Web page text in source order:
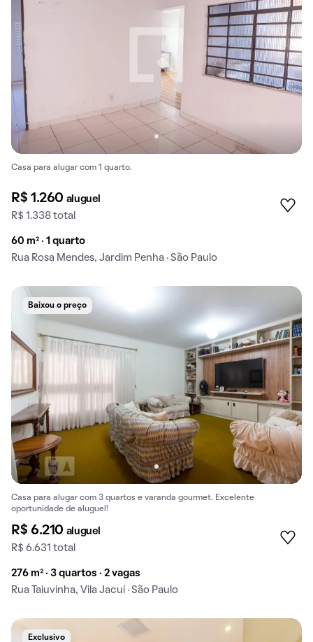
Casa para alugar com 1 quarto.
R$ 1.260 aluguel
R$ 1.338 total
60 m² · 1 quarto
Rua Rosa Mendes, Jardim Penha · São Paulo
Baixou o preço
Casa para alugar com 3 quartos e varanda gourmet. Excelente
oportunidade de aluguel!
R$ 6.210 aluguel
R$ 6.631 total
276 m² · 3 quartos · 2 vagas
Rua Taiuvinha, Vila Jacuí · São Paulo
Exclusivo